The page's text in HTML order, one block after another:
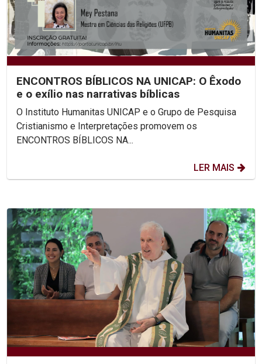
ENCONTROS BÍBLICOS NA UNICAP: O Êxodo
e o exílio nas narrativas bíblicas
O Instituto Humanitas UNICAP e o Grupo de Pesquisa
Cristianismo e Interpretações promovem os
ENCONTROS BÍBLICOS NA...
LER MAIS